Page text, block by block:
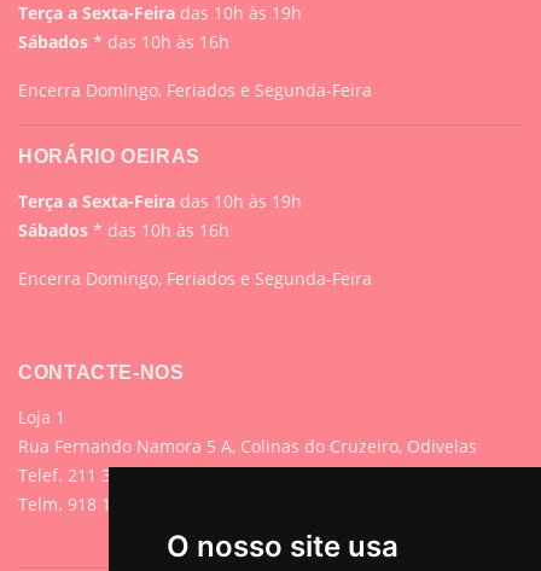
O nosso site usa
Terça a Sexta-Feira das 10h às 19h
Sábados * das 10h às 16h
Encerra Domingo, Feriados e Segunda-Feira
HORÁRIO OEIRAS
Terça a Sexta-Feira das 10h às 19h
Sábados * das 10h às 16h
Encerra Domingo, Feriados e Segunda-Feira
CONTACTE-NOS
Loja 1
Rua Fernando Namora 5 A, Colinas do Cruzeiro, Odivelas
Telef. 211 395 882 (Chamada para rede fixa nacional)
Telm. 918 107 618 (Chamada para rede móvel nacional)